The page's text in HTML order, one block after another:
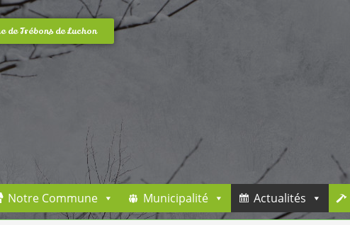
de Trébons de Luchon
Notre Commune Municipalité Actualités